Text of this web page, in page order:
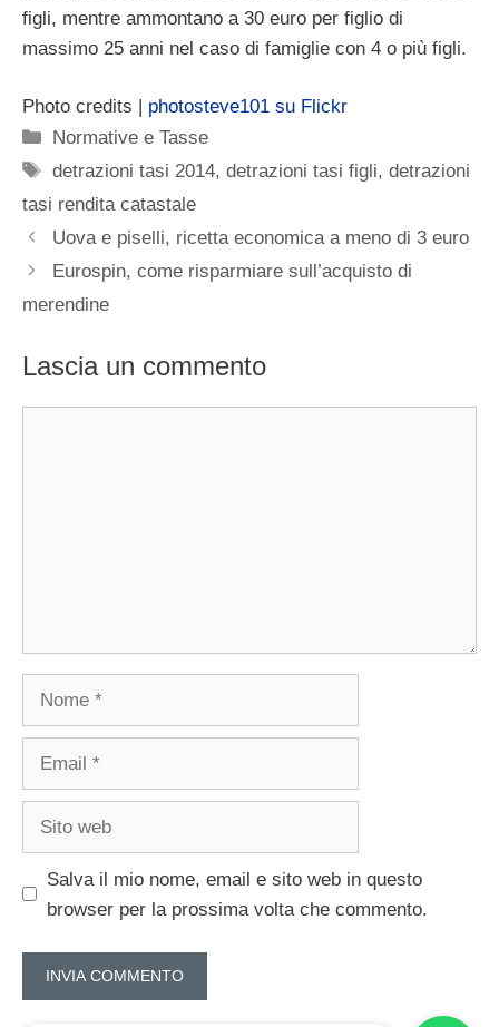
figli, mentre ammontano a 30 euro per figlio di
massimo 25 anni nel caso di famiglie con 4 o più figli.
Photo credits | photosteve101 su Flickr
Categorie
Normative e Tasse
Tag
detrazioni tasi 2014,detrazioni tasi figli,detrazioni
tasi rendita catastale
Uova e piselli, ricetta economica a meno di 3 euro
Eurospin, come risparmiare sull’acquisto di
merendine
Lascia un commento
Salva il mio nome, email e sito web in questo
browser per la prossima volta che commento.